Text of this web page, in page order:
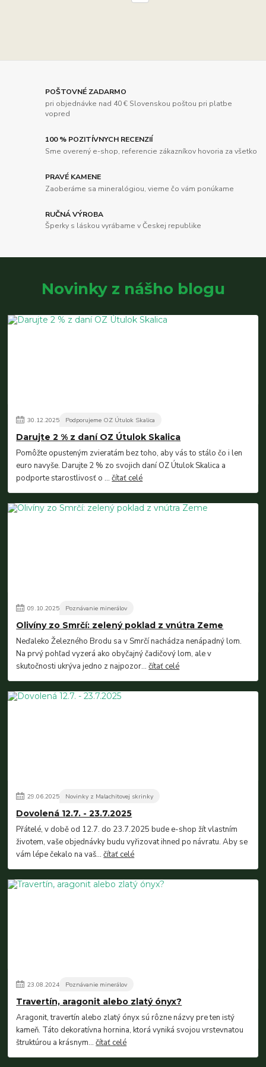
POŠTOVNÉ ZADARMO
pri objednávke nad 40 € Slovenskou poštou pri platbe
vopred
100 % POZITÍVNYCH RECENZIÍ
Sme overený e-shop, referencie zákazníkov hovoria za všetko
PRAVÉ KAMENE
Zaoberáme sa mineralógiou, vieme čo vám ponúkame
RUČNÁ VÝROBA
Šperky s láskou vyrábame v Českej republike
Novinky z nášho blogu
30.12.2025 Podporujeme OZ Útulok Skalica
Darujte 2 % z daní OZ Útulok Skalica
Pomôžte opusteným zvieratám bez toho, aby vás to stálo čo i len
euro navyše. Darujte 2 % zo svojich daní OZ Útulok Skalica a
podporte starostlivosť o ...čítať celé
09.10.2025 Poznávanie minerálov
Olivíny zo Smrčí: zelený poklad z vnútra Zeme
Neďaleko Železného Brodu sa v Smrčí nachádza nenápadný lom.
Na prvý pohľad vyzerá ako obyčajný čadičový lom, ale v
skutočnosti ukrýva jedno z najpozor...čítať celé
29.06.2025 Novinky z Malachitovej skrinky
Dovolená 12.7. - 23.7.2025
Přátelé, v době od 12.7. do 23.7.2025 bude e-shop žít vlastním
životem, vaše objednávky budu vyřizovat ihned po návratu. Aby se
vám lépe čekalo na vaš...čítať celé
23.08.2024 Poznávanie minerálov
Travertín, aragonit alebo zlatý ónyx?
Aragonit, travertín alebo zlatý ónyx sú rôzne názvy pre ten istý
kameň. Táto dekoratívna hornina, ktorá vyniká svojou vrstevnatou
štruktúrou a krásnym...čítať celé